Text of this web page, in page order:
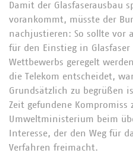
Damit der Glasfaserausbau
vorankommt, müsste der
nachjustieren: So sollte vor
für den Einstieg in
Wettbewerbs geregelt
die Telekom entscheidet,
Grundsätzlich zu begrüßen
Zeit gefundene
Umweltministerium beim
Interesse, der den Weg für
Verfahren freimacht.